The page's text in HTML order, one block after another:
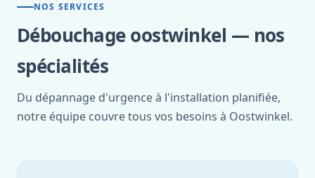
NOS SERVICES
Débouchage oostwinkel — nos
spécialités
Du dépannage d'urgence à l'installation planifiée,
notre équipe couvre tous vos besoins à Oostwinkel.